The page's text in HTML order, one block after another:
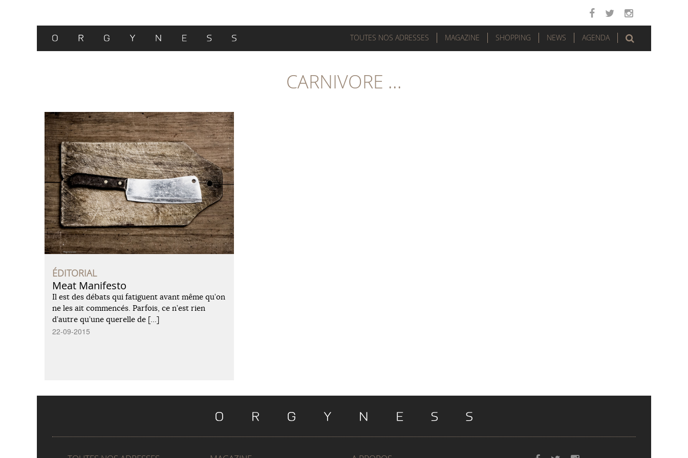
TOUTES NOS ADRESSES MAGAZINE SHOPPING NEWS AGENDA
CARNIVORE ...
ÉDITORIAL
Meat Manifesto
Il est des débats qui fatiguent avant même qu’on
ne les ait commencés. Parfois, ce n’est rien
d’autre qu’une querelle de […]
22-09-2015